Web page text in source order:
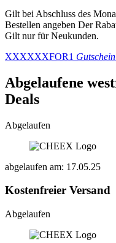
Gilt bei Abschluss des
Bestellen angeben Der
Gilt nur für Neukunden.
XXXXXXFOR1
Abgelaufene
Deals
Abgelaufen
abgelaufen am: 17.05.25
Kostenfreier Versand
Abgelaufen